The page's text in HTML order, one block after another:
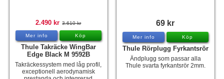
2.490 kr 3.610 kr
Mer info Köp
Thule Takräcke WingBar
Edge Black M 9592B
Takräckessystem med låg profil,
exceptionell aerodynamisk
69 kr
Mer info Köp
Thule Rörplugg Fyrkantsrör
Ändplugg som passar alla
Thule svarta fyrkantsrör 2mm.